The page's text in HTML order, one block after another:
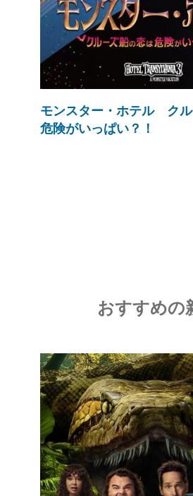
モンスター・ホテル ク
危険がいっぱい？！
おすすめの